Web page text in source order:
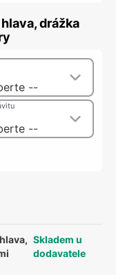
drážka
--
--
Skladem u
dodavatele